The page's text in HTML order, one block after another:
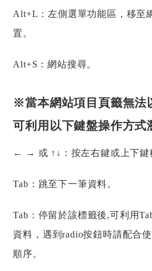
Alt+L：左側選單功能區，移至
置。
Alt+S：網站搜尋。
※當本網站項目頁籤無法
可利用以下鍵盤操作方式
← → 或 ↑↓：按左右鍵或上下鍵
Tab：跳至下一筆資料。
Tab：停留於該標籤後,可利用
資料，遇到radio按鈕時請配合
順序。